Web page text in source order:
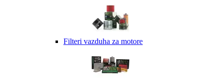
Filteri vazduha za motore